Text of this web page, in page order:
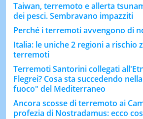
Taiwan, terremoto e allerta
dei pesci. Sembravano impazziti
Perché i terremoti avvengono di
Italia: le uniche 2 regioni a rischio
terremoti
Terremoti Santorini collegati
Flegrei? Cosa sta succedendo
fuoco" del Mediterraneo
Ancora scosse di terremoto ai
profezia di Nostradamus: ecco